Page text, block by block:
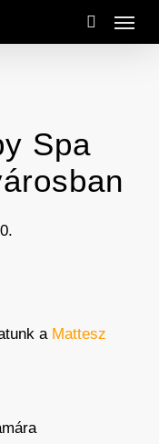
search
Menu
Spa
a Mattesz